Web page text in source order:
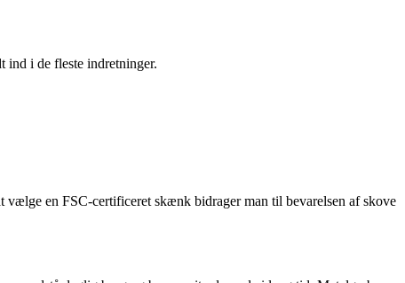
ind i de fleste indretninger.
en FSC-certificeret skænk bidrager man til bevarelsen af skove